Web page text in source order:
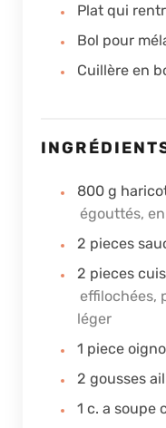
Plat qui
Bol pour
Cuillère en
800 g
égouttés,
2 pieces
2 pieces
effilochées,
léger
1 piece
2 gousses ail
1 c. a soupe